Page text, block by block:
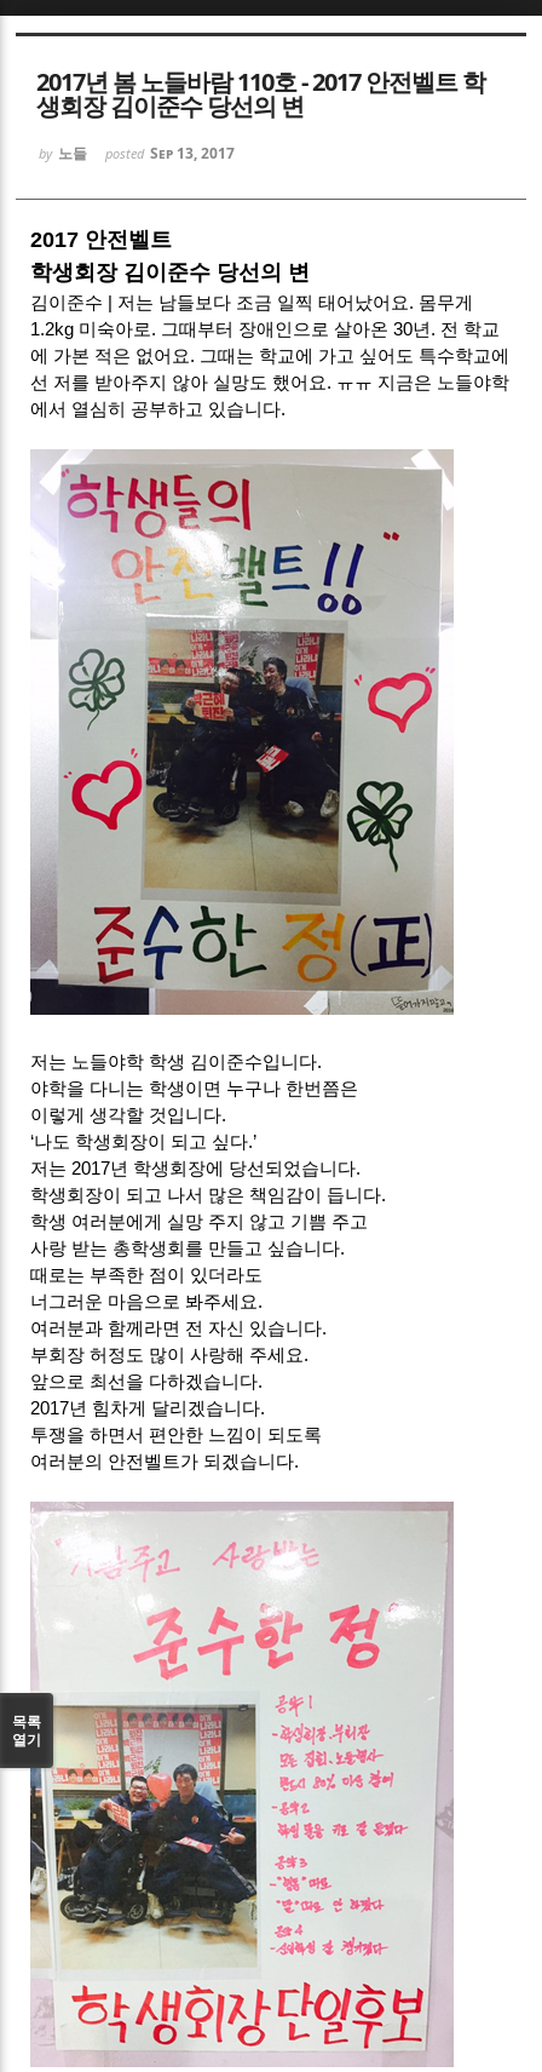
2017년 봄 노들바람 110호 - 2017 안전벨트 학
생회장 김이준수 당선의 변
by 노들 posted Sep 13, 2017
2017 안전벨트
학생회장 김이준수 당선의 변
김이준수 | 저는 남들보다 조금 일찍 태어났어요. 몸무게
1.2kg 미숙아로. 그때부터 장애인으로 살아온 30년. 전 학교
에 가본 적은 없어요. 그때는 학교에 가고 싶어도 특수학교에
선 저를 받아주지 않아 실망도 했어요. ㅠㅠ 지금은 노들야학
에서 열심히 공부하고 있습니다.
저는 노들야학 학생 김이준수입니다.
야학을 다니는 학생이면 누구나 한번쯤은
이렇게 생각할 것입니다.
‘나도 학생회장이 되고 싶다.’
저는 2017년 학생회장에 당선되었습니다.
학생회장이 되고 나서 많은 책임감이 듭니다.
학생 여러분에게 실망 주지 않고 기쁨 주고
사랑 받는 총학생회를 만들고 싶습니다.
때로는 부족한 점이 있더라도
너그러운 마음으로 봐주세요.
여러분과 함께라면 전 자신 있습니다.
부회장 허정도 많이 사랑해 주세요.
앞으로 최선을 다하겠습니다.
2017년 힘차게 달리겠습니다.
투쟁을 하면서 편안한 느낌이 되도록
여러분의 안전벨트가 되겠습니다.
목록
열기
Sketchbook5, 스케치북5
Sketchbook5, 스케치북5